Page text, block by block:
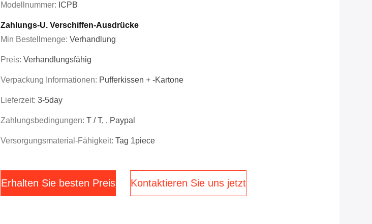
Modellnummer: ICPB
Zahlungs-U. Verschiffen-Ausdrücke
Min Bestellmenge: Verhandlung
Preis: Verhandlungsfähig
Verpackung Informationen: Pufferkissen + -kartone
Lieferzeit: 3-5day
Zahlungsbedingungen: T / T, , Paypal
Versorgungsmaterial-Fähigkeit: Tag 1piece
Erhalten Sie besten Preis Kontaktieren Sie uns jetzt